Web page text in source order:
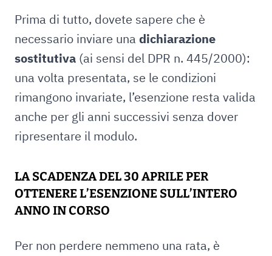
Prima di tutto, dovete sapere che è
necessario inviare una dichiarazione
sostitutiva (ai sensi del DPR n. 445/2000):
una volta presentata, se le condizioni
rimangono invariate, l’esenzione resta valida
anche per gli anni successivi senza dover
ripresentare il modulo.
LA SCADENZA DEL 30 APRILE PER
OTTENERE L’ESENZIONE SULL’INTERO
ANNO IN CORSO
Per non perdere nemmeno una rata, è